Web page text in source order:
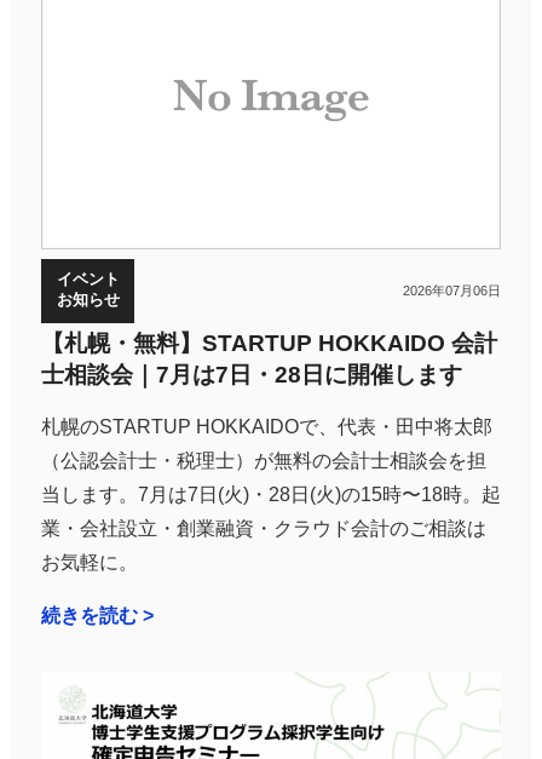
イベント
お知らせ
2026年07月06日
【札幌・無料】STARTUP HOKKAIDO 会計
士相談会｜7月は7日・28日に開催します
札幌のSTARTUP HOKKAIDOで、代表・田中将太郎
（公認会計士・税理士）が無料の会計士相談会を担
当します。7月は7日(火)・28日(火)の15時〜18時。起
業・会社設立・創業融資・クラウド会計のご相談は
お気軽に。
続きを読む >